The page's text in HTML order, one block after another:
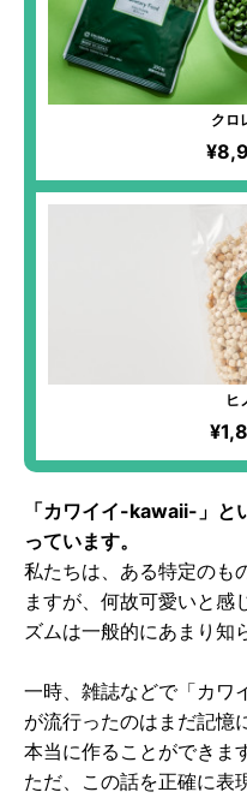
クロ
ヒ
「カワイイ-kawaii-」と
っています。
私たちは、ある特定のも
ますが、何故可愛いと感
ズムは一般的にあまり知
一時、雑誌などで「カワ
が流行ったのはまだ記憶
本当に作ることができま
ただ、この話を正確に表